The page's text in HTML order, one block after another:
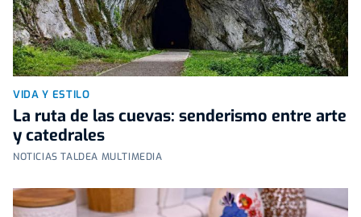
VIDA Y ESTILO
La ruta de las cuevas: senderismo entre arte
y catedrales
NOTICIAS TALDEA MULTIMEDIA